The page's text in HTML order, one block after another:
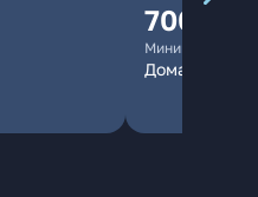
700
Минимальная
Домашний